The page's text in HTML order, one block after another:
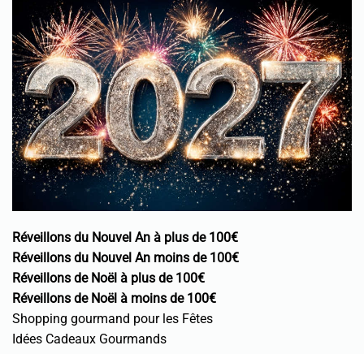
Réveillons du Nouvel An à plus de 100€
Réveillons du Nouvel An moins de 100€
Réveillons de Noël à plus de 100€
Réveillons de Noël à moins de 100€
Shopping gourmand pour les Fêtes
Idées Cadeaux Gourmands